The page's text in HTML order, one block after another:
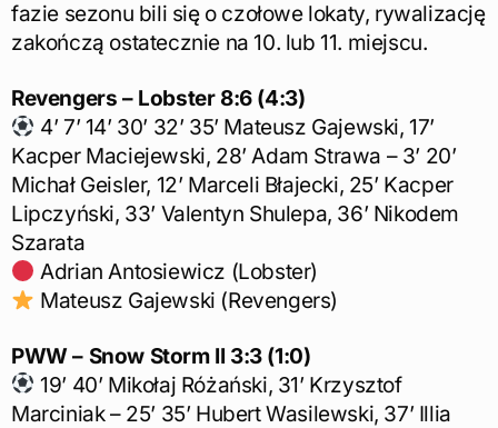
fazie sezonu bili się o czołowe lokaty, rywalizację
zakończą ostatecznie na 10. lub 11. miejscu.
Revengers – Lobster 8:6 (4:3)
4’ 7’ 14’ 30’ 32’ 35’ Mateusz Gajewski, 17’
Kacper Maciejewski, 28’ Adam Strawa – 3’ 20’
Michał Geisler, 12’ Marceli Błajecki, 25’ Kacper
Lipczyński, 33’ Valentyn Shulepa, 36’ Nikodem
Szarata
Adrian Antosiewicz (Lobster)
Mateusz Gajewski (Revengers)
PWW – Snow Storm II 3:3 (1:0)
19’ 40’ Mikołaj Różański, 31’ Krzysztof
Marciniak – 25’ 35’ Hubert Wasilewski, 37’ Illia